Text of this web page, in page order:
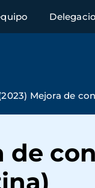
Mejora de
de